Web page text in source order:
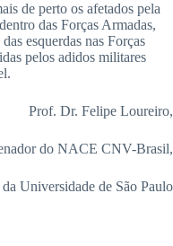
de perto os afetados pela
das Forças Armadas,
esquerdas nas Forças
pelos adidos militares
Prof. Dr. Felipe Loureiro,
do NACE CNV-Brasil,
Universidade de São Paulo